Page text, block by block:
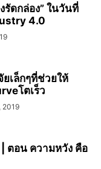
รัดกล่อง” ในวันที่
4.0
ยเล็กๆที่ช่วยให้
โตเร็ว
2019
ตอน ความหวัง คือ